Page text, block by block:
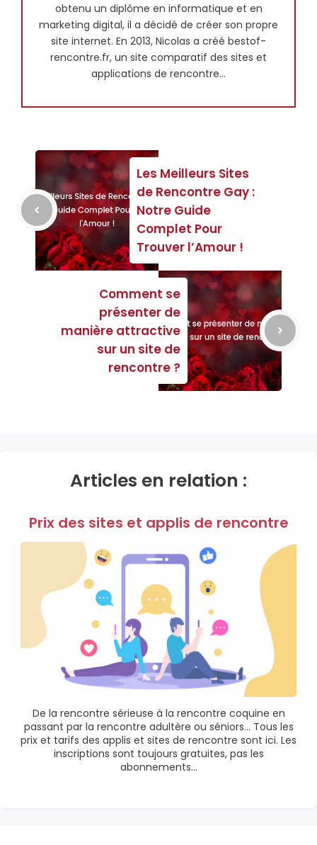
obtenu un diplôme en informatique et en
marketing digital, il a décidé de créer son propre
site internet. En 2013, Nicolas a créé bestof-
rencontre.fr, un site comparatif des sites et
applications de rencontre...
Les Meilleurs Sites
de Rencontre Gay :
Notre Guide
Complet Pour
Trouver l’Amour !
Comment se
présenter de
manière attractive
sur un site de
rencontre ?
Articles en relation :
Prix des sites et applis de rencontre
De la rencontre sérieuse à la rencontre coquine en
passant par la rencontre adultère ou séniors… Tous les
prix et tarifs des applis et sites de rencontre sont ici. Les
inscriptions sont toujours gratuites, pas les
abonnements…